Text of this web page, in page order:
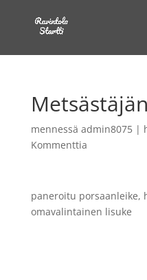
mennessä admin8075|
Kommenttia
paneroitu porsaanleike,
omavalintainen lisuke